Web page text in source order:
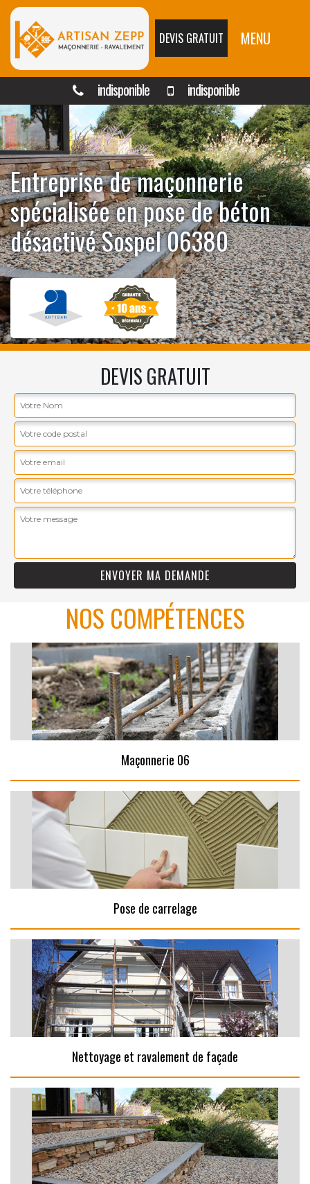
DEVIS GRATUIT MENU
indisponible indisponible
Entreprise de maçonnerie
spécialisée en pose de béton
désactivé Sospel 06380
DEVIS GRATUIT
NOS COMPÉTENCES
Maçonnerie 06
Pose de carrelage
Nettoyage et ravalement de façade